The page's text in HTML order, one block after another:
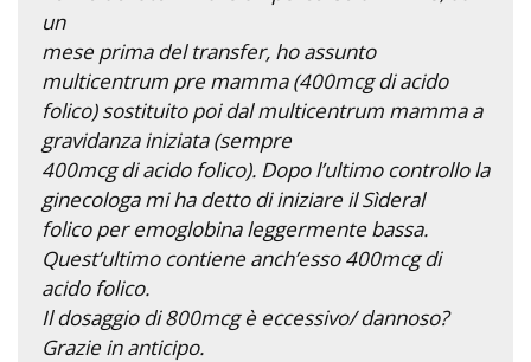
un
mese prima del transfer, ho assunto
multicentrum pre mamma (400mcg di acido
folico) sostituito poi dal multicentrum mamma a
gravidanza iniziata (sempre
400mcg di acido folico). Dopo l’ultimo controllo la
ginecologa mi ha detto di iniziare il Sìderal
folico per emoglobina leggermente bassa.
Quest’ultimo contiene anch’esso 400mcg di
acido folico.
Il dosaggio di 800mcg è eccessivo/ dannoso?
Grazie in anticipo.